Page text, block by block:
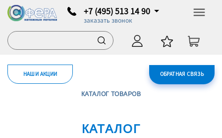
+7 (495) 513 14 90
заказать звонок
ОБРАТНАЯ СВЯЗЬ
НАШИ АКЦИИ
КАТАЛОГ ТОВАРОВ
КАТАЛОГ